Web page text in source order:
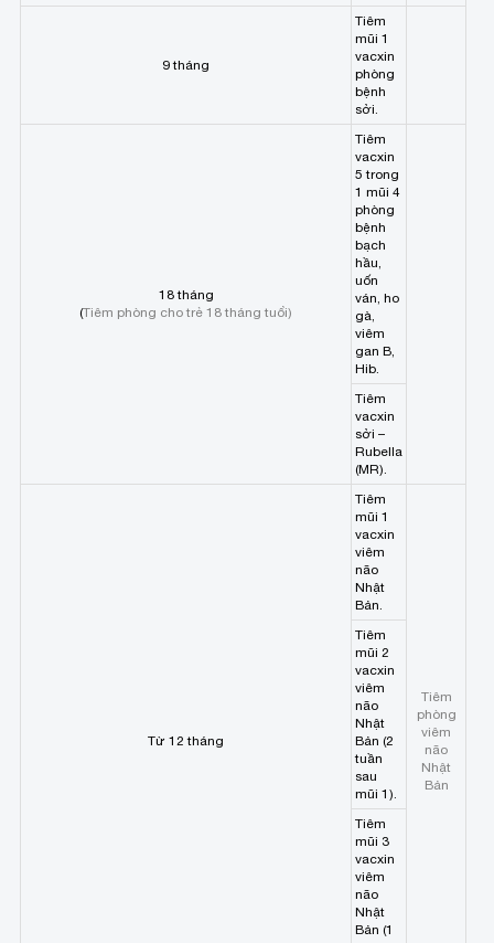
9 tháng
Tiêm
mũi 1
vacxin
phòng
bệnh
sởi.
18 tháng
(Tiêm phòng cho trẻ 18 tháng tuổi)
Tiêm
vacxin
5 trong
1 mũi 4
phòng
bệnh
bạch
hầu,
uốn
ván, ho
gà,
viêm
gan B,
Hib.
Tiêm
vacxin
sởi –
Rubella
(MR).
Từ 12 tháng
Tiêm
mũi 1
vacxin
viêm
não
Nhật
Bản.
Tiêm
phòng
viêm
não
Nhật
Bản
Tiêm
mũi 2
vacxin
viêm
não
Nhật
Bản (2
tuần
sau
mũi 1).
Tiêm
mũi 3
vacxin
viêm
não
Nhật
Bản (1